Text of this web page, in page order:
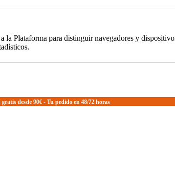
Plataforma para distinguir navegadores y
gratis desde 90€ - Tu pedido en 48/72 horas